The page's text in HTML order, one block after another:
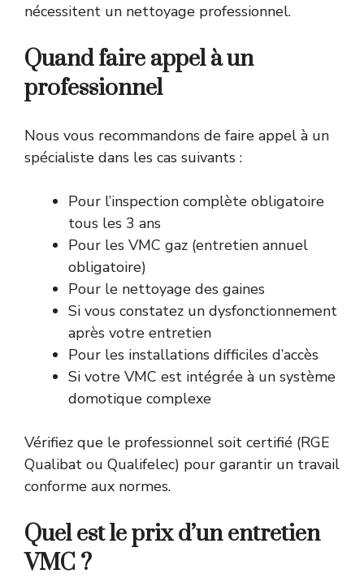
nécessitent un nettoyage professionnel.
Quand faire appel à un
professionnel
Nous vous recommandons de faire appel à un
spécialiste dans les cas suivants :
Pour l’inspection complète obligatoire
tous les 3 ans
Pour les VMC gaz (entretien annuel
obligatoire)
Pour le nettoyage des gaines
Si vous constatez un dysfonctionnement
après votre entretien
Pour les installations difficiles d’accès
Si votre VMC est intégrée à un système
domotique complexe
Vérifiez que le professionnel soit certifié (RGE
Qualibat ou Qualifelec) pour garantir un travail
conforme aux normes.
Quel est le prix d’un entretien
VMC ?